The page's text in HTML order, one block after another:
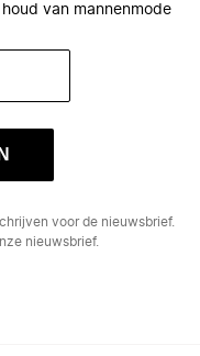
houd van mannenmode
voor de nieuwsbrief.
nieuwsbrief.